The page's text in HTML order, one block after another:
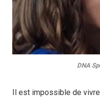
DNA
Il est impossible de